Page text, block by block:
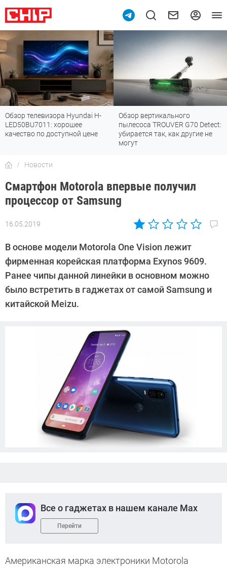
Обзор телевизора Hyundai H-
LED50BU7011: хорошее
качество по доступной цене
Обзор вертикального
пылесоса TROUVER G70 Detect:
убирается так, как другие не
могут
Новости
Смартфон Motorola впервые получил
процессор от Samsung
16.05.2019
Автор:
Кошик
В основе модели Motorola One Vision лежит
фирменная корейская платформа Exynos 9609.
Ранее чипы данной линейки в основном можно
было встретить в гаджетах от самой Samsung и
китайской Meizu.
Все о гаджетах в нашем канале Max
Перейти
Американская марка электроники Motorola